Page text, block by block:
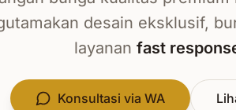
desain eksklusif,
layanan fast
Konsultasi via WA